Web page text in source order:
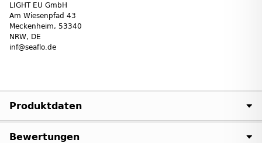
LIGHT EU GmbH
Am Wiesenpfad 43
Meckenheim, 53340
NRW, DE
inf@seaflo.de
Produktdaten
Bewertungen